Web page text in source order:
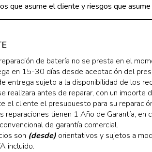
que asume el cliente y riesgos que
de batería no se presta en el
en 15-30 días desde aceptación del
entrega sujeto a la disponibilidad de los
realizara antes de reparar, con un
el cliente el presupuesto para su
reparaciones tienen 1 Año de Garantía,
de garantía comercial.
son (desde) orientativos y sujetos a
incluido.